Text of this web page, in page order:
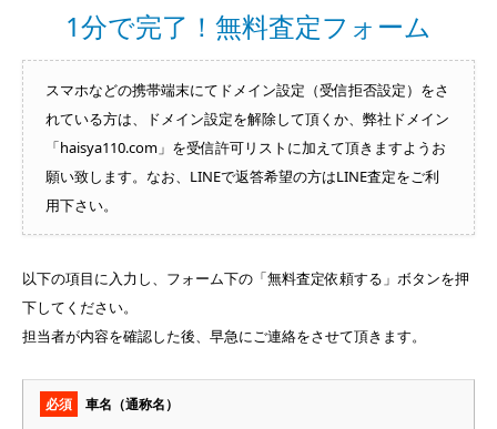
1分で完了！無料査定フォーム
スマホなどの携帯端末にてドメイン設定（受信拒否設定）をさ
れている方は、ドメイン設定を解除して頂くか、弊社ドメイン
「haisya110.com」を受信許可リストに加えて頂きますようお
願い致します。なお、LINEで返答希望の方はLINE査定をご利
用下さい。
以下の項目に入力し、フォーム下の「無料査定依頼する」ボタンを押
下してください。
担当者が内容を確認した後、早急にご連絡をさせて頂きます。
必須 車名（通称名）